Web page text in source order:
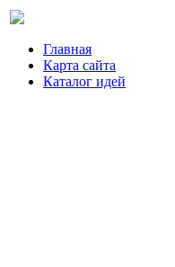
Главная
Карта сайта
Каталог идей